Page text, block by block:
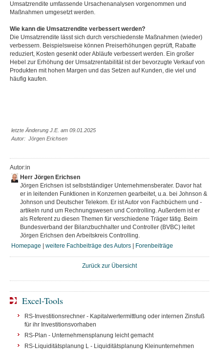
Umsatzrendite umfassende Ursachenanalysen vorgenommen und
Maßnahmen umgesetzt werden.
Wie kann die Umsatzrendite verbessert werden?
Die Umsatzrendite lässt sich durch verschiedenste Maßnahmen (wieder)
verbessern. Beispielsweise können Preiserhöhungen geprüft, Rabatte
reduziert, Kosten gesenkt oder Abläufe verbessert werden. Ein großer
Hebel zur Erhöhung der Umsatzrentabilität ist der bevorzugte Verkauf von
Produkten mit hohen Margen und das Setzen auf Kunden, die viel und
häufig kaufen.
letzte Änderung J.E. am 09.01.2025
Autor: Jörgen Erichsen
Autor:in
Herr Jörgen Erichsen
Jörgen Erichsen ist selbstständiger Unternehmensberater. Davor hat
er in leitenden Funktionen in Konzernen gearbeitet, u.a. bei Johnson &
Johnson und Deutscher Telekom. Er ist Autor von Fachbüchern und -
artikeln rund um Rechnungswesen und Controlling. Außerdem ist er
als Referent zu diesen Themen für verschiedene Träger tätig. Beim
Bundesverband der Bilanzbuchhalter und Controller (BVBC) leitet
Jörgen Erichsen den Arbeitskreis Controlling.
Homepage
weitere Fachbeiträge des Autors Forenbeiträge
Zurück zur Übersicht
Excel-Tools
RS-Investitionsrechner - Kapitalwertermittlung oder internen Zinsfuß
für ihr Investitionsvorhaben
RS-Plan - Unternehmensplanung leicht gemacht
RS-Liquiditätsplanung L - Liquiditätsplanung Kleinunternehmen